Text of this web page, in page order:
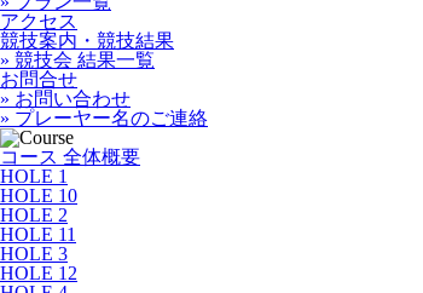
アクセス
競技案内・競技結果
» 競技会 結果一覧
お問合せ
» お問い合わせ
» プレーヤー名のご連絡
コース 全体概要
HOLE 1
HOLE 10
HOLE 2
HOLE 11
HOLE 3
HOLE 12